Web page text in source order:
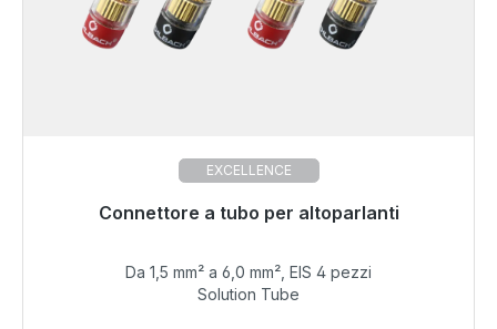
EXCELLENCE
Connettore a tubo per altoparlanti
Pronto per la spedizione immediata, tempo di
59,99 €
Da 1,5 mm² a 6,0 mm², EIS 4 pezzi
Solution Tube